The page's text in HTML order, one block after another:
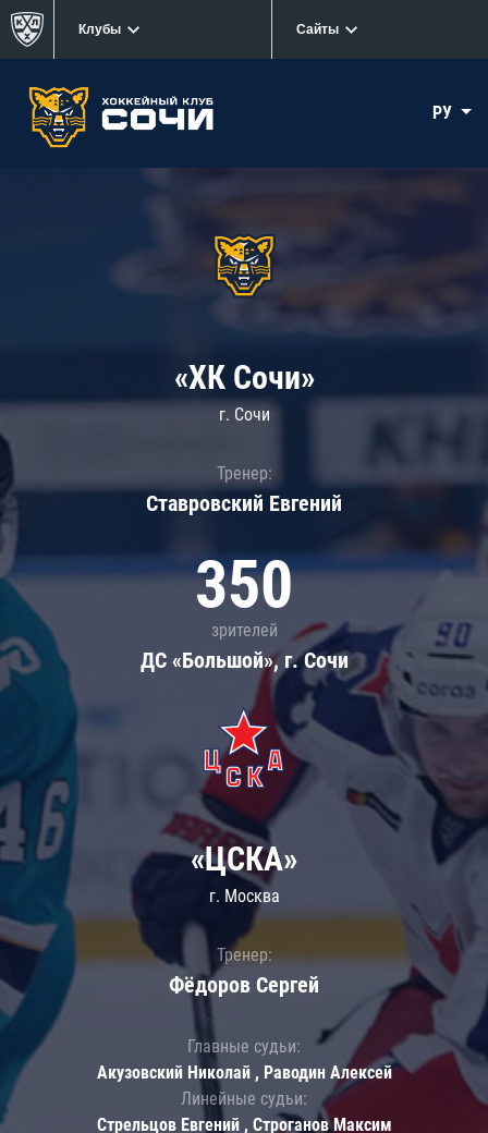
Клубы Сайты
РУ
«ХК Сочи»
г. Сочи
Тренер:
Ставровский Евгений
350
зрителей
ДС «Большой», г. Сочи
«ЦСКА»
г. Москва
Тренер:
Фёдоров Сергей
Главные судьи:
Акузовский Николай , Раводин Алексей
Линейные судьи:
Стрельцов Евгений , Строганов Максим